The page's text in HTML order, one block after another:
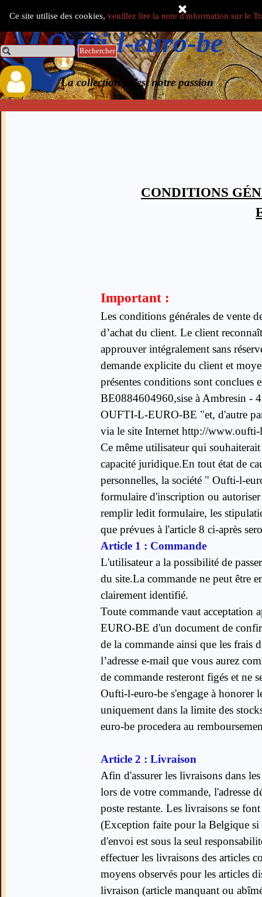
Ce site utilise des cookies, veuillez lire la note d'information sur le
Oufti-l-euro-be
Rechercher
0.00 € La collection , c'est notre passion
CONDITIONS
Important :
Les conditions générales de vente
d’achat du client. Le client
approuver intégralement sans
demande explicite du client et
présentes conditions sont conclues
BE0884604960,sise à Ambresin -
OUFTI-L-EURO-BE "et, d'autre
via le site Internet http://
Ce même utilisateur qui
capacité juridique.En tout état de
personnelles, la société " Oufti-l-
formulaire d'inscription ou autoriser
remplir ledit formulaire, les
que prévues à l'article 8 ci-après
Article 1 : Commande
L'utilisateur a la possibilité de
du site.La commande ne peut être
clairement identifié.
Toute commande vaut acceptation
EURO-BE d'un document de
de la commande ainsi que les frais
l’adresse e-mail que vous aurez
de commande resteront figés et ne
Oufti-l-euro-be s'engage à honorer
uniquement dans la limite des
euro-be procedera au
Article 2 : Livraison
Afin d'assurer les livraisons dans
lors de votre commande, l'adresse
poste restante. Les livraisons se
(Exception faite pour la Belgique si
d'envoi est sous la seul
effectuer les livraisons des articles
moyens observés pour les articles
livraison (article manquant ou